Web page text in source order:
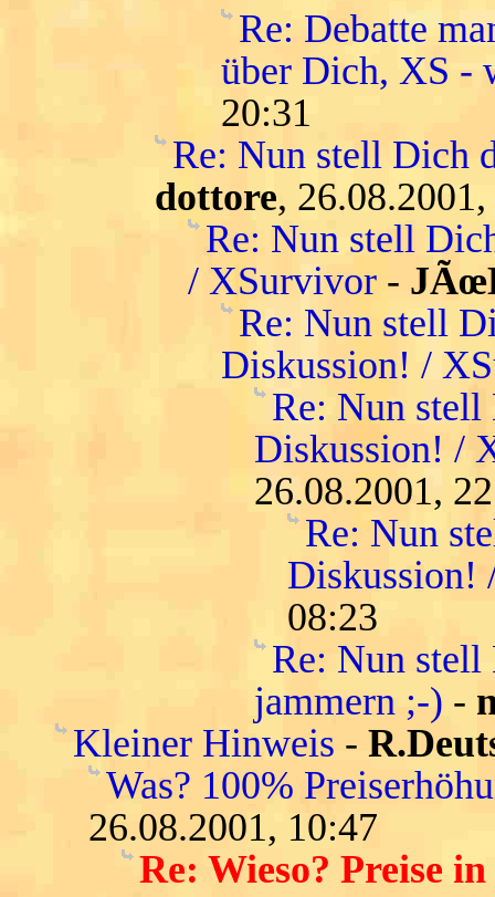
Re: Debatte
über Dich, XS -
20:31
Re: Nun stell Dich
dottore,
Re: Nun stell
/ XSurvivor -
Re: Nun stell
Diskussion! /
Re: Nun
Diskussion! /
26.08.2001,
Re: Nun
Diskussion!
08:23
Re: Nun
jammern ;-) -
Kleiner Hinweis -
Was? 100%
26.08.2001, 10:47
Re: Wieso? Preise